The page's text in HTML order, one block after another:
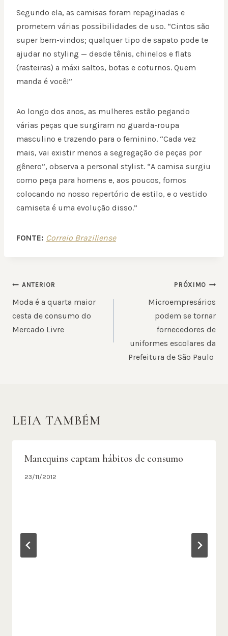
Segundo ela, as camisas foram repaginadas e
prometem várias possibilidades de uso. “Cintos são
super bem-vindos; qualquer tipo de sapato pode te
ajudar no styling — desde tênis, chinelos e flats
(rasteiras) a máxi saltos, botas e coturnos. Quem
manda é você!”
Ao longo dos anos, as mulheres estão pegando
várias peças que surgiram no guarda-roupa
masculino e trazendo para o feminino. “Cada vez
mais, vai existir menos a segregação de peças por
gênero”, observa a personal stylist. “A camisa surgiu
como peça para homens e, aos poucos, fomos
colocando no nosso repertório de estilo, e o vestido
camiseta é uma evolução disso.”
FONTE: Correio Braziliense
NAVEGAÇÃO
DE
POST
ANTERIOR
Moda é a quarta maior
cesta de consumo do
Mercado Livre
PRÓXIMO
Microempresários
podem se tornar
fornecedores de
uniformes escolares da
Prefeitura de São Paulo
LEIA TAMBÉM
Manequins captam hábitos de consumo
23/11/2012